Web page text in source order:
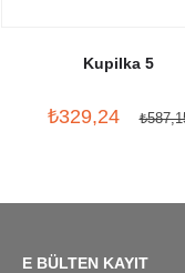
Kupilka 5
₺329,24
E BÜLTEN KAYIT